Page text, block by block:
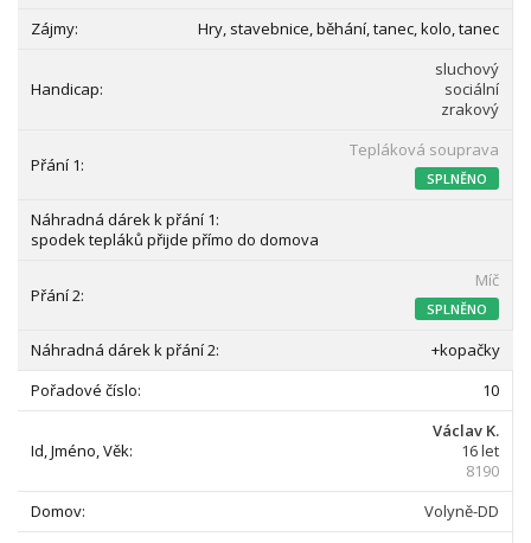
Hry, stavebnice, běhání, tanec, kolo, tanec
sluchový
sociální
zrakový
Tepláková souprava
SPLNĚNO
spodek tepláků přijde přímo do domova
Míč
SPLNĚNO
+kopačky
10
Václav K.
16 let
8190
Volyně-DD